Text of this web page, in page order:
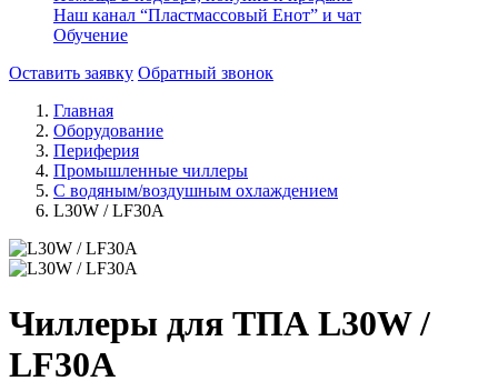
Наш канал “Пластмассовый Енот” и чат
Обучение
Оставить заявку Обратный звонок
Главная
Оборудование
Периферия
Промышленные чиллеры
С водяным/воздушным охлаждением
L30W / LF30A
Чиллеры для ТПА L30W /
LF30A